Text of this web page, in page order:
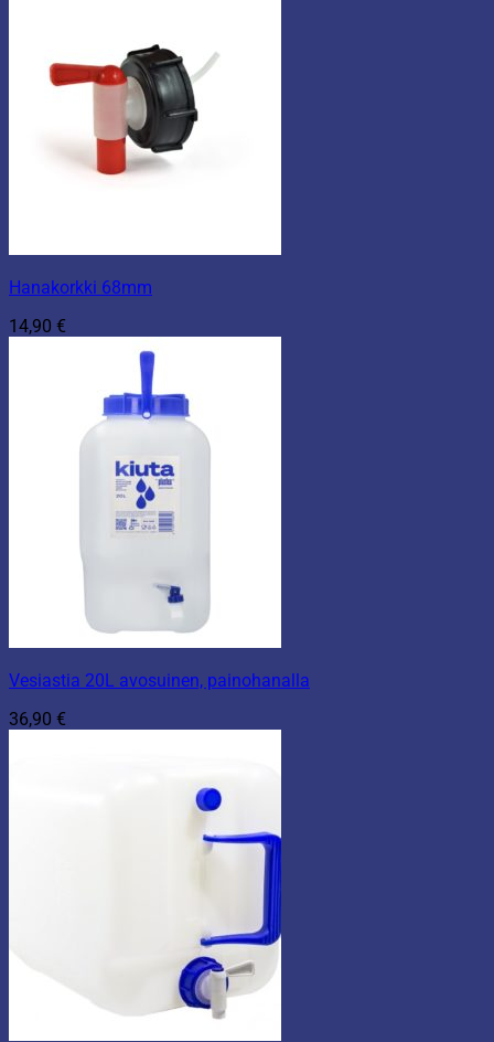
Hanakorkki 68mm
14,90 €
Vesiastia 20L avosuinen, painohanalla
36,90 €